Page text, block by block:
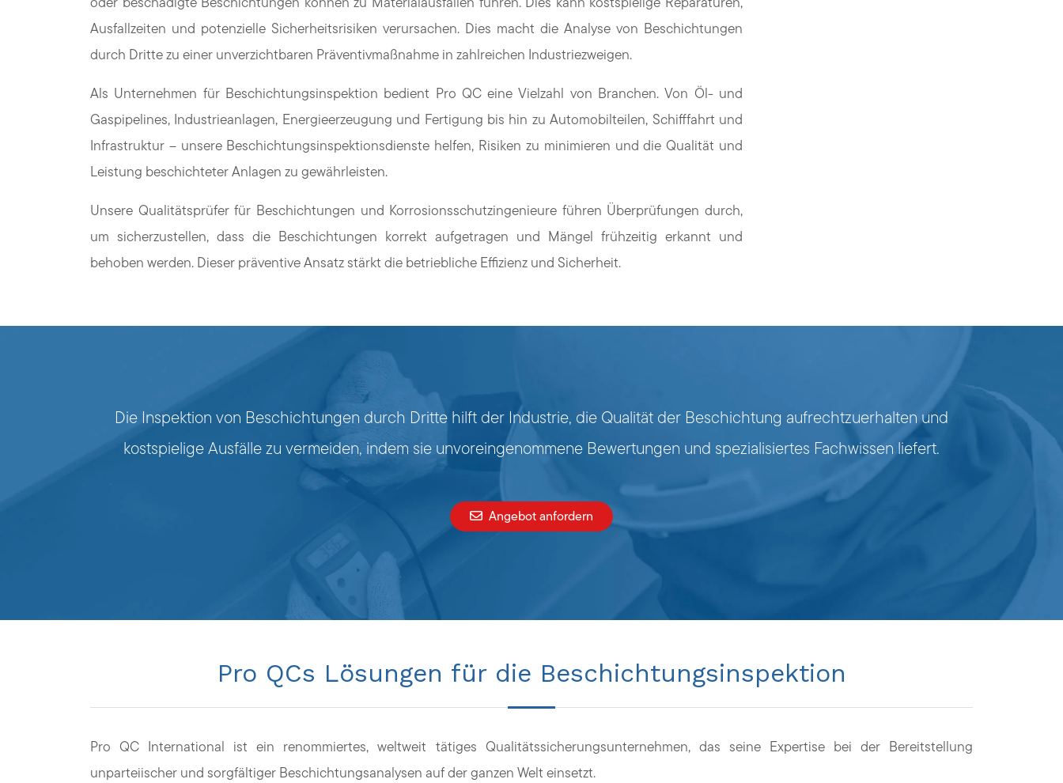
Ausfallzeiten und potenzielle Sicherheitsrisiken verursachen. Dies macht die Analyse von Beschichtungen
durch Dritte zu einer unverzichtbaren Präventivmaßnahme in zahlreichen Industriezweigen.
Als Unternehmen für Beschichtungsinspektion bedient Pro QC eine Vielzahl von Branchen. Von Öl- und
Gaspipelines, Industrieanlagen, Energieerzeugung und Fertigung bis hin zu Automobilteilen, Schifffahrt und
Infrastruktur – unsere Beschichtungsinspektionsdienste helfen, Risiken zu minimieren und die Qualität und
Leistung beschichteter Anlagen zu gewährleisten.
Unsere Qualitätsprüfer für Beschichtungen und Korrosionsschutzingenieure führen Überprüfungen durch,
um sicherzustellen, dass die Beschichtungen korrekt aufgetragen und Mängel frühzeitig erkannt und
behoben werden. Dieser präventive Ansatz stärkt die betriebliche Effizienz und Sicherheit.
Die Inspektion von Beschichtungen durch Dritte hilft der Industrie, die Qualität der Beschichtung aufrechtzuerhalten und
kostspielige Ausfälle zu vermeiden, indem sie unvoreingenommene Bewertungen und spezialisiertes Fachwissen liefert.
Angebot anfordern
Pro QCs Lösungen für die Beschichtungsinspektion
Pro QC International ist ein renommiertes, weltweit tätiges Qualitätssicherungsunternehmen, das seine Expertise bei der Bereitstellung
unparteiischer und sorgfältiger Beschichtungsanalysen auf der ganzen Welt einsetzt.